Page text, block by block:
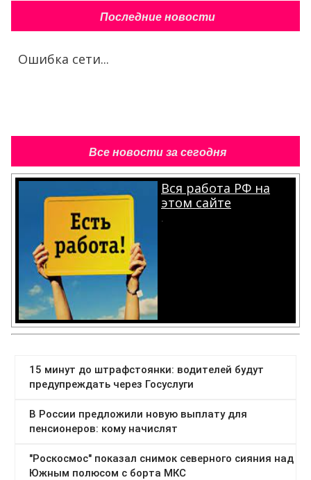
Последние новости
Ошибка сети...
Все новости за сегодня
Вся работа РФ на
этом сайте
.